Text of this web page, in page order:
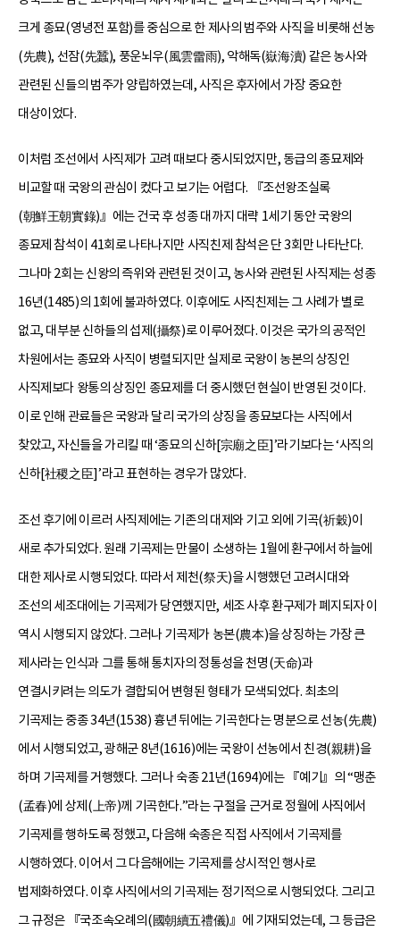
크게 종묘(영녕전 포함)를 중심으로 한 제사의 범주와 사직을 비롯해 선농
(先農), 선잠(先蠶), 풍운뇌우(風雲雷雨), 악해독(嶽海瀆) 같은 농사와
관련된 신들의 범주가 양립하였는데, 사직은 후자에서 가장 중요한
대상이었다.
이처럼 조선에서 사직제가 고려 때보다 중시되었지만, 동급의 종묘제와
비교할 때 국왕의 관심이 컸다고 보기는 어렵다. 『조선왕조실록
(朝鮮王朝實錄)』에는 건국 후 성종 대까지 대략 1세기 동안 국왕의
종묘제 참석이 41회로 나타나지만 사직친제 참석은 단 3회만 나타난다.
그나마 2회는 신왕의 즉위와 관련된 것이고, 농사와 관련된 사직제는 성종
16년(1485)의 1회에 불과하였다. 이후에도 사직친제는 그 사례가 별로
없고, 대부분 신하들의 섭제(攝祭)로 이루어졌다. 이것은 국가의 공적인
차원에서는 종묘와 사직이 병렬되지만 실제로 국왕이 농본의 상징인
사직제보다 왕통의 상징인 종묘제를 더 중시했던 현실이 반영된 것이다.
이로 인해 관료들은 국왕과 달리 국가의 상징을 종묘보다는 사직에서
찾았고, 자신들을 가리킬 때 ‘종묘의 신하[宗廟之臣]’라기보다는 ‘사직의
신하[社稷之臣]’라고 표현하는 경우가 많았다.
조선 후기에 이르러 사직제에는 기존의 대제와 기고 외에 기곡(祈穀)이
새로 추가되었다. 원래 기곡제는 만물이 소생하는 1월에 환구에서 하늘에
대한 제사로 시행되었다. 따라서 제천(祭天)을 시행했던 고려시대와
조선의 세조대에는 기곡제가 당연했지만, 세조 사후 환구제가 폐지되자 이
역시 시행되지 않았다. 그러나 기곡제가 농본(農本)을 상징하는 가장 큰
제사라는 인식과 그를 통해 통치자의 정통성을 천명(天命)과
연결시키려는 의도가 결합되어 변형된 형태가 모색되었다. 최초의
기곡제는 중종 34년(1538) 흉년 뒤에는 기곡한다는 명분으로 선농(先農)
에서 시행되었고, 광해군 8년(1616)에는 국왕이 선농에서 친경(親耕)을
하며 기곡제를 거행했다. 그러나 숙종 21년(1694)에는 『예기』의 “맹춘
(孟春)에 상제(上帝)께 기곡한다.”라는 구절을 근거로 정월에 사직에서
기곡제를 행하도록 정했고, 다음해 숙종은 직접 사직에서 기곡제를
시행하였다. 이어서 그 다음해에는 기곡제를 상시적인 행사로
법제화하였다. 이후 사직에서의 기곡제는 정기적으로 시행되었다. 그리고
그 규정은 『국조속오례의(國朝續五禮儀)』에 기재되었는데, 그 등급은